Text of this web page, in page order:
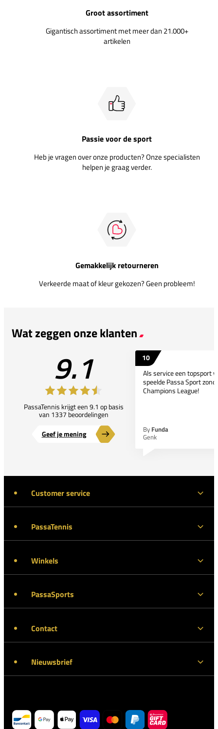
Groot assortiment
Gigantisch assortiment met meer dan 21.000+
artikelen
Passie voor de sport
Heb je vragen over onze producten? Onze specialisten
helpen je graag verder.
Gemakkelijk retourneren
Verkeerde maat of kleur gekozen? Geen probleem!
Wat zeggen onze klanten
9.1
PassaTennis krijgt een 9.1 op basis
van 1337 beoordelingen
Geef je mening
10
Als service een topsport
speelde Passa Sport
Champions League!
By Funda
Genk
Customer service
PassaTennis
Winkels
PassaSports
Contact
Nieuwsbrief